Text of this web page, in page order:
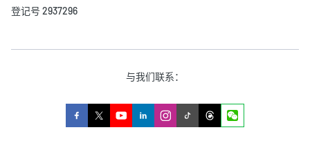
登记号 2937296
与我们联系：